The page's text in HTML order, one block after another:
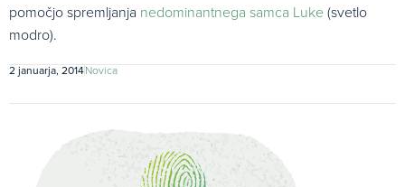
pomočjo spremljanja nedominantnega samca Luke(svetlo
modro).
2 januarja, 2014Novica